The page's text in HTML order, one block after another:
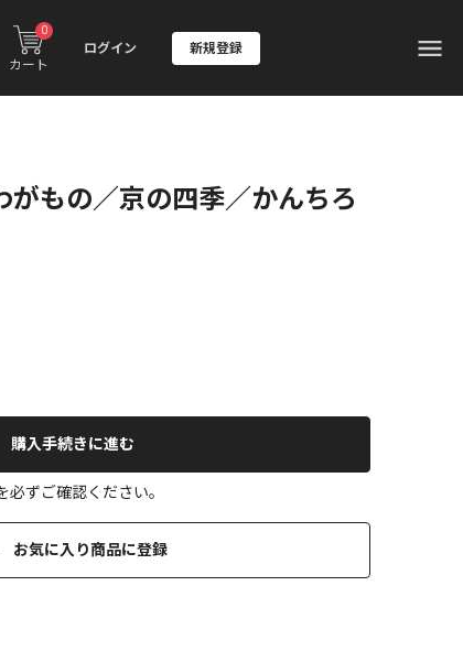
カート
0
ログイン 新規登録
もの／京の四季／かんちろ
購入手続きに進む
ずご確認ください。
お気に入り商品に登録